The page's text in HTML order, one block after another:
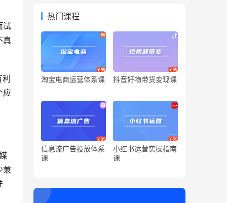
试
真
应
兼
热门课程
淘宝电商运营体系课 抖音好物带货变现课
信息流广告投放体系
课
小红书运营实操指南
课